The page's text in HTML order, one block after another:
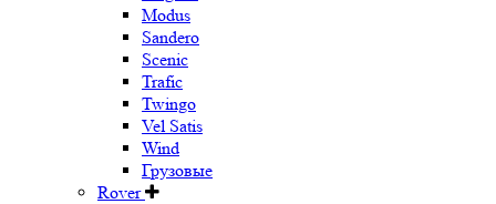
Modus
Sandero
Scenic
Trafic
Twingo
Vel Satis
Wind
Грузовые
Rover